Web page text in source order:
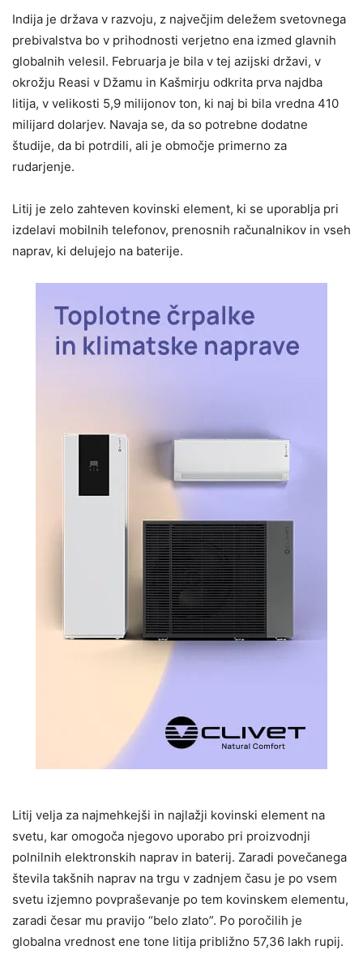
Indija je država v razvoju, z največjim deležem svetovnega
prebivalstva bo v prihodnosti verjetno ena izmed glavnih
globalnih velesil. Februarja je bila v tej azijski državi, v
okrožju Reasi v Džamu in Kašmirju odkrita prva najdba
litija, v velikosti 5,9 milijonov ton, ki naj bi bila vredna 410
milijard dolarjev. Navaja se, da so potrebne dodatne
študije, da bi potrdili, ali je območje primerno za
rudarjenje.
Litij je zelo zahteven kovinski element, ki se uporablja pri
izdelavi mobilnih telefonov, prenosnih računalnikov in vseh
naprav, ki delujejo na baterije.
Litij velja za najmehkejši in najlažji kovinski element na
svetu, kar omogoča njegovo uporabo pri proizvodnji
polnilnih elektronskih naprav in baterij. Zaradi povečanega
števila takšnih naprav na trgu v zadnjem času je po vsem
svetu izjemno povpraševanje po tem kovinskem elementu,
zaradi česar mu pravijo “belo zlato”. Po poročilih je
globalna vrednost ene tone litija približno 57,36 lakh rupij.